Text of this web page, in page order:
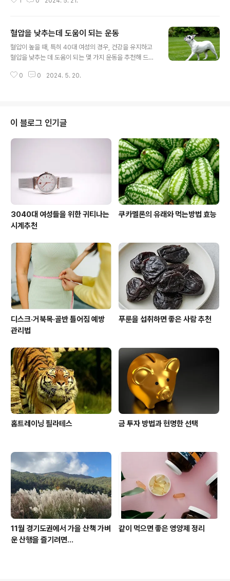
하고 혈압을 낮추며, 심혈관 질환의 위험을 줄여줍니다. 체
유지할 수 있습니다. 정신 건강 증진: 걷기는 스트레스를 줄
이고 기분을 좋게 만드는데 도움이 됩니다. 이는 엔도르핀
과 같은 기분을 좋게 하는 화학 물질의 분비를 촉진하기 때
키는 데 도움이 됩니다. 특히 식사 후 걷기는 혈당 스파이크
혈압을 낮추는데 도움이 되는 운동
혈압이 높을 때, 특히 40대 여성의 경우, 건강을 유지하고
혈압을 낮추는 데 도움이 되는 몇 가지 운동을 추천해 드립
강을 개선하고 스트레스를 줄이는 데 큰 도움이 됩니다. 다
다. 걷기는 신체에 무리가 가지 않으면서도 심혈관 건강을
개선합니다. 자전거 타기: 실내 자전거 또는 야외 자전거 타
기는 관절에 부담이 적으면서도 효과적인 유산소 운동입니
다. 수영 : 수영은 전신을 사용하는 운동으로 심장 건강에
좋으며, 물의 저항이 운동 강도를 높여줍니다. 에어로빅: 적
당한 강도의 에어로빅은 ..
0 0 2024. 5. 20.
이 블로그 인기글
3040대 여성들을 위한 귀티나는
시계추천
쿠카멜론의 유래와 먹는방법 효능
디스크·거북목·골반 틀어짐 예방
관리법
푸룬을 섭취하면 좋은 사람 추천
홈트레이닝 필라테스 금 투자 방법과 현명한 선택
11월 경기도권에서 가을 산책 가벼
운 산행을 즐기려면...
같이 먹으면 좋은 영양제 정리